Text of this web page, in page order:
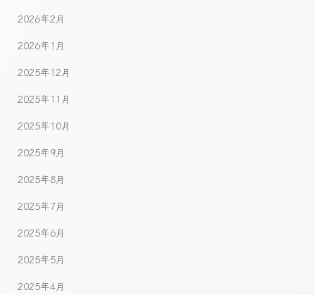
2026年2月
2026年1月
2025年12月
2025年11月
2025年10月
2025年9月
2025年8月
2025年7月
2025年6月
2025年5月
2025年4月